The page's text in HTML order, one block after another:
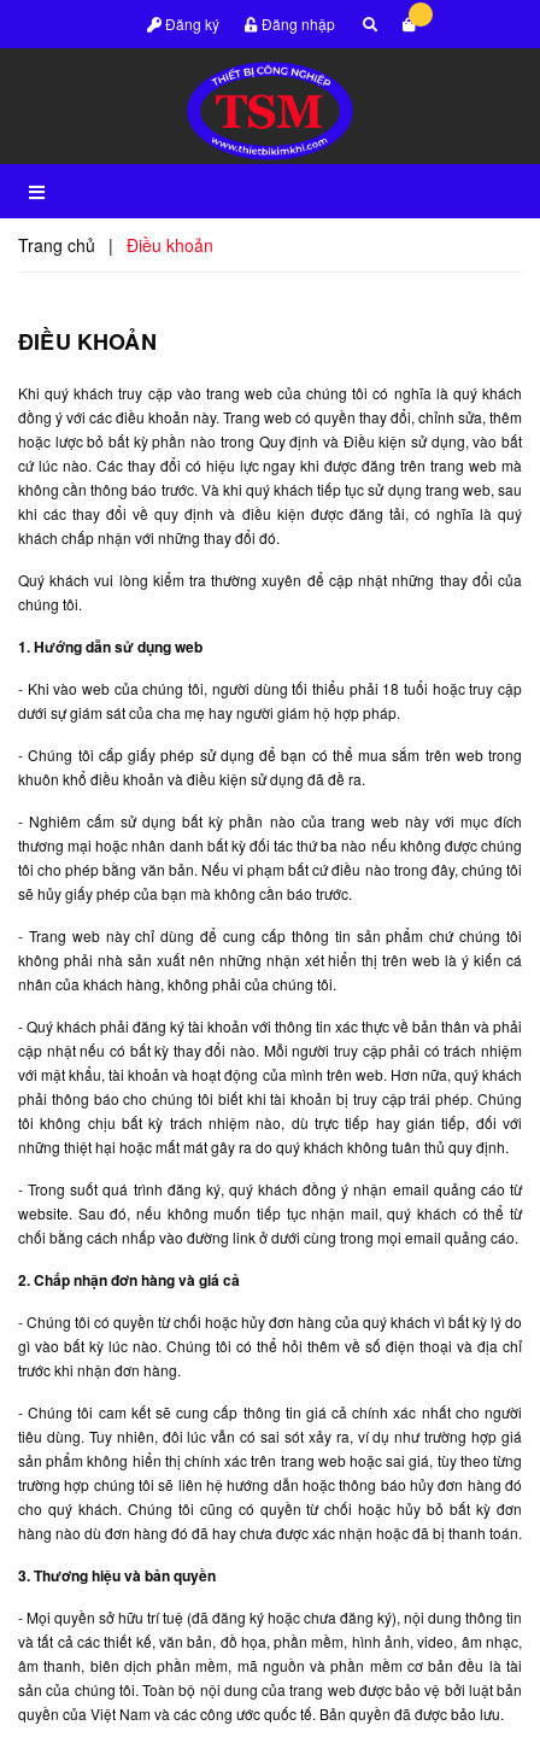
Đăng ký Đăng nhập
Trang chủ | Điều khoản
ĐIỀU KHOẢN
Khi quý khách truy cập vào trang web của chúng tôi có nghĩa là quý khách
đồng ý với các điều khoản này. Trang web có quyền thay đổi, chỉnh sửa, thêm
hoặc lược bỏ bất kỳ phần nào trong Quy định và Điều kiện sử dụng, vào bất
cứ lúc nào. Các thay đổi có hiệu lực ngay khi được đăng trên trang web mà
không cần thông báo trước. Và khi quý khách tiếp tục sử dụng trang web, sau
khi các thay đổi về quy định và điều kiện được đăng tải, có nghĩa là quý
khách chấp nhận với những thay đổi đó.
Quý khách vui lòng kiểm tra thường xuyên để cập nhật những thay đổi của
chúng tôi.
1. Hướng dẫn sử dụng web
- Khi vào web của chúng tôi, người dùng tối thiểu phải 18 tuổi hoặc truy cập
dưới sự giám sát của cha mẹ hay người giám hộ hợp pháp.
- Chúng tôi cấp giấy phép sử dụng để bạn có thể mua sắm trên web trong
khuôn khổ điều khoản và điều kiện sử dụng đã đề ra.
- Nghiêm cấm sử dụng bất kỳ phần nào của trang web này với mục đích
thương mại hoặc nhân danh bất kỳ đối tác thứ ba nào nếu không được chúng
tôi cho phép bằng văn bản. Nếu vi phạm bất cứ điều nào trong đây, chúng tôi
sẽ hủy giấy phép của bạn mà không cần báo trước.
- Trang web này chỉ dùng để cung cấp thông tin sản phẩm chứ chúng tôi
không phải nhà sản xuất nên những nhận xét hiển thị trên web là ý kiến cá
nhân của khách hàng, không phải của chúng tôi.
- Quý khách phải đăng ký tài khoản với thông tin xác thực về bản thân và phải
cập nhật nếu có bất kỳ thay đổi nào. Mỗi người truy cập phải có trách nhiệm
với mật khẩu, tài khoản và hoạt động của mình trên web. Hơn nữa, quý khách
phải thông báo cho chúng tôi biết khi tài khoản bị truy cập trái phép. Chúng
tôi không chịu bất kỳ trách nhiệm nào, dù trực tiếp hay gián tiếp, đối với
những thiệt hại hoặc mất mát gây ra do quý khách không tuân thủ quy định.
- Trong suốt quá trình đăng ký, quý khách đồng ý nhận email quảng cáo từ
website. Sau đó, nếu không muốn tiếp tục nhận mail, quý khách có thể từ
chối bằng cách nhấp vào đường link ở dưới cùng trong mọi email quảng cáo.
2. Chấp nhận đơn hàng và giá cả
- Chúng tôi có quyền từ chối hoặc hủy đơn hàng của quý khách vì bất kỳ lý do
gì vào bất kỳ lúc nào. Chúng tôi có thể hỏi thêm về số điện thoại và địa chỉ
trước khi nhận đơn hàng.
- Chúng tôi cam kết sẽ cung cấp thông tin giá cả chính xác nhất cho người
tiêu dùng. Tuy nhiên, đôi lúc vẫn có sai sót xảy ra, ví dụ như trường hợp giá
sản phẩm không hiển thị chính xác trên trang web hoặc sai giá, tùy theo từng
trường hợp chúng tôi sẽ liên hệ hướng dẫn hoặc thông báo hủy đơn hàng đó
cho quý khách. Chúng tôi cũng có quyền từ chối hoặc hủy bỏ bất kỳ đơn
hàng nào dù đơn hàng đó đã hay chưa được xác nhận hoặc đã bị thanh toán.
3. Thương hiệu và bản quyền
- Mọi quyền sở hữu trí tuệ (đã đăng ký hoặc chưa đăng ký), nội dung thông tin
và tất cả các thiết kế, văn bản, đồ họa, phần mềm, hình ảnh, video, âm nhạc,
âm thanh, biên dịch phần mềm, mã nguồn và phần mềm cơ bản đều là tài
sản của chúng tôi. Toàn bộ nội dung của trang web được bảo vệ bởi luật bản
quyền của Việt Nam và các công ước quốc tế. Bản quyền đã được bảo lưu.